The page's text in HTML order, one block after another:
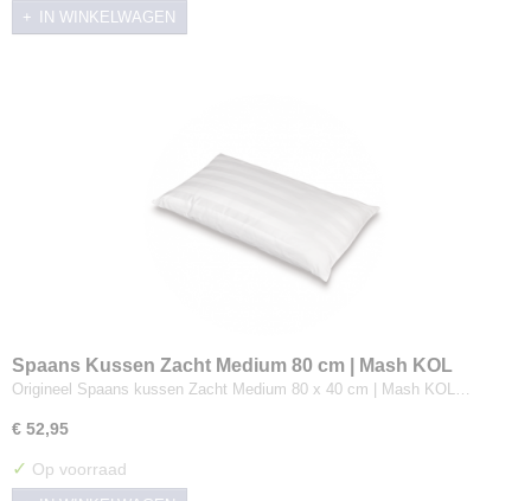
IN WINKELWAGEN
Spaans Kussen Zacht Medium 80 cm | Mash KOL
Origineel Spaans kussen Zacht Medium 80 x 40 cm | Mash KOL…
€ 52,95
✓ Op voorraad